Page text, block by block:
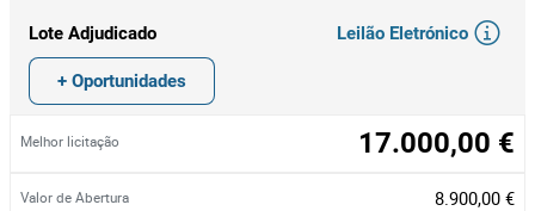
Lote Adjudicado Leilão Eletrónico
+ Oportunidades
Melhor licitação 17.000,00 €
Valor de Abertura 8.900,00 €